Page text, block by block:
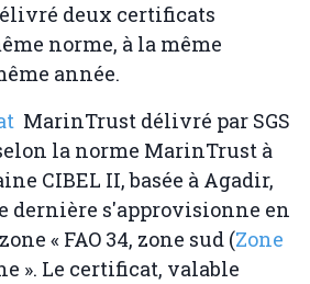
deux certificats
norme, à la même
année.
MarinTrust délivré par SGS
la norme MarinTrust à
CIBEL II, basée à Agadir,
dernière s'approvisionne en
« FAO 34, zone sud (Zone
». Le certificat, valable